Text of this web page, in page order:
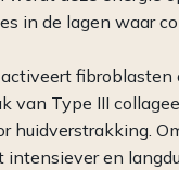
in de lagen waar
fibroblasten
van Type III
huidverstrakking.
en